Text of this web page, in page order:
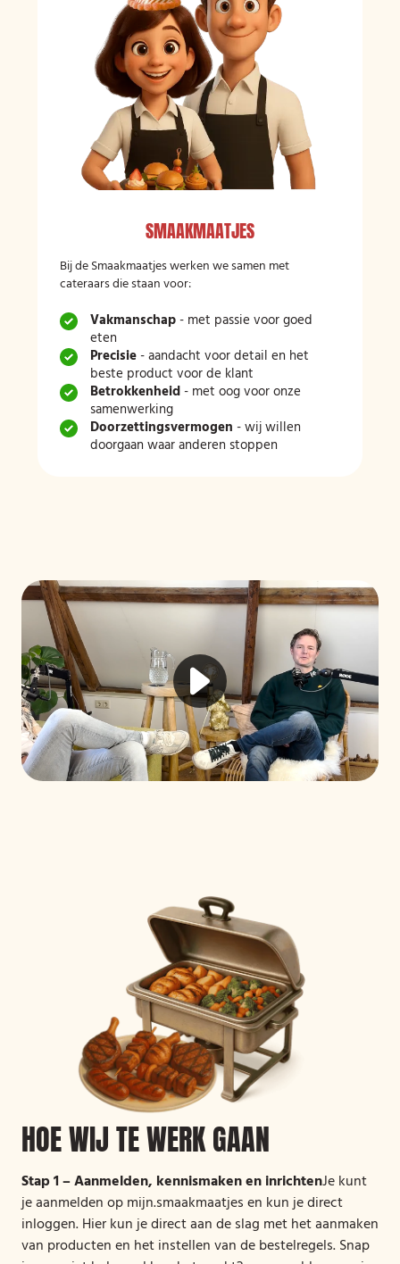
SMAAKMAATJES
Bij de Smaakmaatjes werken we samen met
cateraars die staan voor:
Vakmanschap- met passie voor goed
eten
Precisie- aandacht voor detail en het
beste product voor de klant
Betrokkenheid- met oog voor onze
samenwerking
Doorzettingsvermogen - wij willen
doorgaan waar anderen stoppen
HOE WIJ TE WERK GAAN
Stap 1 – Aanmelden, kennismaken en inrichtenJe kunt
je aanmelden op mijn.smaakmaatjes en kun je direct
inloggen. Hier kun je direct aan de slag met het aanmaken
van producten en het instellen van de bestelregels. Snap